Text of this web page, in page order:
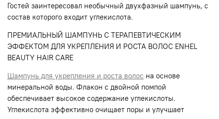
Гостей заинтересовал необычный двухфазный шампунь, с
состав которого входит углекислота.
ПРЕМИАЛЬНЫЙ ШАМПУНЬ С ТЕРАПЕВТИЧЕСКИМ
ЭФФЕКТОМ ДЛЯ УКРЕПЛЕНИЯ И РОСТА ВОЛОС ENHEL
BEAUTY HAIR CARE
Шампунь для укрепления и роста волос на основе
минеральной воды. Флакон с двойной помпой
обеспечивает высокое содержание углекислоты.
Углекислота эффективно очищает поры и улучшает